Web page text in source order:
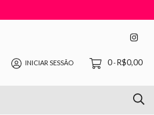
INICIAR SESSÃO 0-R$0,00